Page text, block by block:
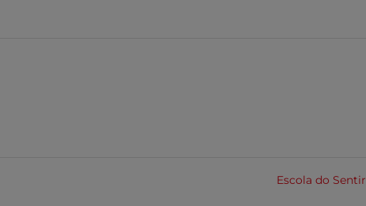
Escola do Sentir